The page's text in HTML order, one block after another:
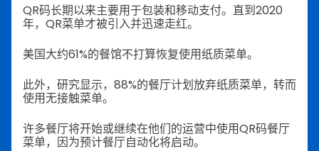
QR码长期以来主要用于包装和移动支付。直到2020
年，QR菜单才被引入并迅速走红。
美国大约61%的餐馆不打算恢复使用纸质菜单。
此外，研究显示，88%的餐厅计划放弃纸质菜单，转而
使用无接触菜单。
许多餐厅将开始或继续在他们的运营中使用QR码餐厅
菜单，因为预计餐厅自动化将启动。